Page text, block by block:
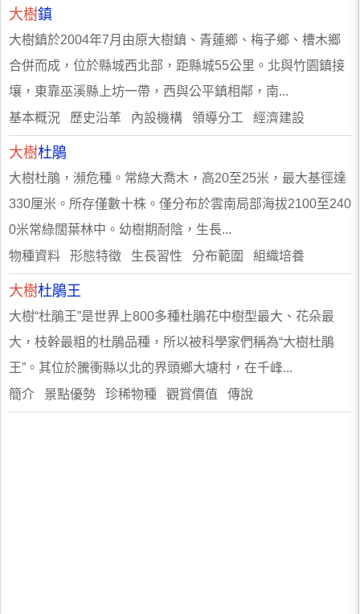
大樹鎮
大樹鎮於2004年7月由原大樹鎮、青蓮鄉、梅子鄉、槽木鄉
合併而成，位於縣城西北部，距縣城55公里。北與竹園鎮接
壤，東靠巫溪縣上坊一帶，西與公平鎮相鄰，南...
基本概況 歷史沿革 內設機構 領導分工 經濟建設
大樹杜鵑
大樹杜鵑，瀕危種。常綠大喬木，高20至25米，最大基徑達
330厘米。所存僅數十株。僅分布於雲南局部海拔2100至240
0米常綠闊葉林中。幼樹期耐陰，生長...
物種資料 形態特徵 生長習性 分布範圍 組織培養
大樹杜鵑王
大樹“杜鵑王”是世界上800多種杜鵑花中樹型最大、花朵最
大，枝幹最粗的杜鵑品種，所以被科學家們稱為“大樹杜鵑
王”。其位於騰衝縣以北的界頭鄉大塘村，在千峰...
簡介 景點優勢 珍稀物種 觀賞價值 傳說